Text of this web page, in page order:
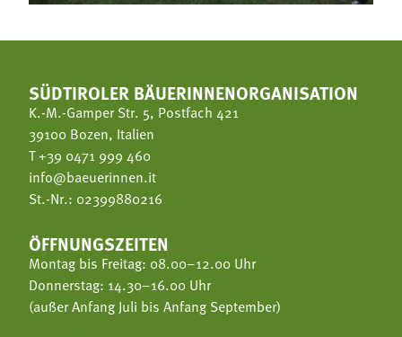
SÜDTIROLER BÄUERINNENORGANISATION
K.-M.-Gamper Str. 5, Postfach 421
39100 Bozen, Italien
T+39 0471 999 460
info@baeuerinnen.it
St.-Nr.: 02399880216
ÖFFNUNGSZEITEN
Montag bis Freitag: 08.00–12.00 Uhr
Donnerstag: 14.30–16.00 Uhr
(außer Anfang Juli bis Anfang September)